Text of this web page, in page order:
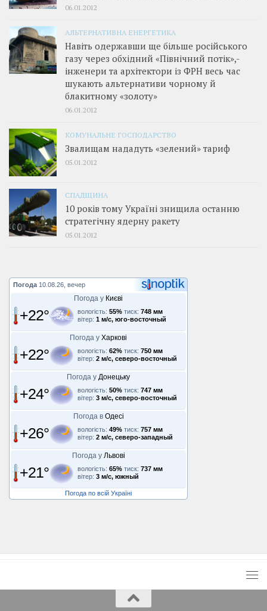
06.01.2012
АЛЬТЕРНАТИВНА ЕНЕРГЕТИКА
Навіть одержавши ще більше російського
газу через обхідний «Північний потік»,­
інженери та архітектори із ФРН весь час
шукають альтернативи чорному й
блакитному «золоту»
06.01.2012
КОМУНАЛЬНЕ ГОСПОДАРСТВО
Звалищам нададуть «зелений» тариф
05.01.2012
СПАДЩИНА
10 років тому Україні знищила останню
стратегічну ядерну ракету
05.01.2012
Погода 10.08.26, вечер
Погода у Києві
+22° вологість: 55% тиск: 748 мм
вітер: 1 м/с, юго-восточный
Погода у Харкові
+22° вологість: 62% тиск: 750 мм
вітер: 2 м/с, северо-восточный
Погода у Донецьку
+24° вологість: 50% тиск: 747 мм
вітер: 3 м/с, северо-восточный
Погода в Одесі
+26° вологість: 49% тиск: 757 мм
вітер: 2 м/с, северо-западный
Погода у Львові
+21° вологість: 65% тиск: 737 мм
вітер: 3 м/с, южный
Погода по всій Україні